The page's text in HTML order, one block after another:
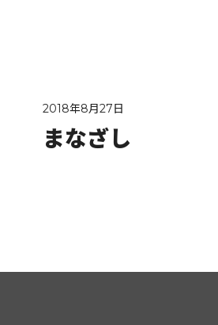
2018年8月27日
まなざし